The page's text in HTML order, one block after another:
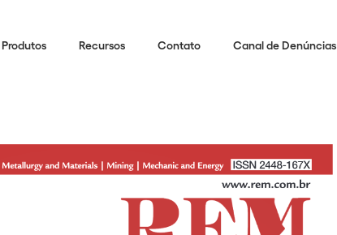
Produtos Recursos Contato Canal de Denúncias